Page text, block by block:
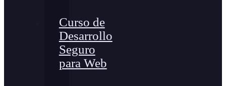
Curso de
Desarrollo
Seguro
para Web